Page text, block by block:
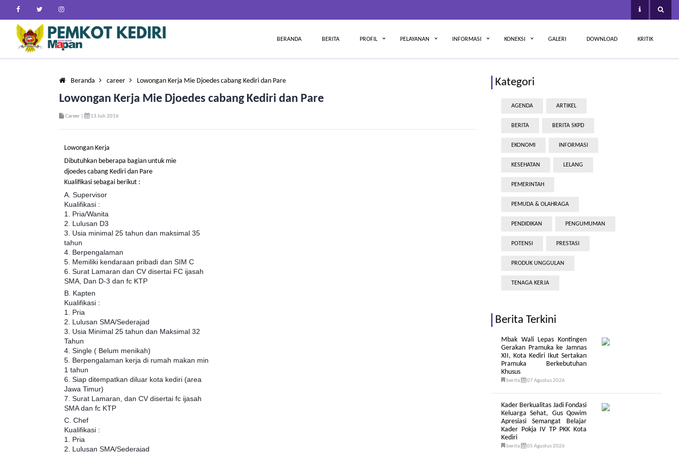
BERANDA BERITA PROFIL PELAYANAN INFORMASI KONEKSI GALERI DOWNLOAD KRITIK
Beranda career Lowongan Kerja Mie Djoedes cabang Kediri dan Pare
Lowongan Kerja Mie Djoedes cabang Kediri dan Pare
Career | 13 Juli 2016
Lowongan Kerja
Dibutuhkan beberapa bagian untuk mie
djoedes cabang Kediri dan Pare
Kualifikasi sebagai berikut :
A. Supervisor
Kualifikasi :
1. Pria/Wanita
2. Lulusan D3
3. Usia minimal 25 tahun dan maksimal 35
tahun
4. Berpengalaman
5. Memiliki kendaraan pribadi dan SIM C
6. Surat Lamaran dan CV disertai FC ijasah
SMA, Dan D-3 dan fc KTP
B. Kapten
Kualifikasi :
1. Pria
2. Lulusan SMA/Sederajad
3. Usia Minimal 25 tahun dan Maksimal 32
Tahun
4. Single ( Belum menikah)
5. Berpengalaman kerja di rumah makan min
1 tahun
6. Siap ditempatkan diluar kota kediri (area
Jawa Timur)
7. Surat Lamaran, dan CV disertai fc ijasah
SMA dan fc KTP
C. Chef
Kualifikasi :
1. Pria
2. Lulusan SMA/Sederajad
Kategori
AGENDA ARTIKEL
BERITA BERITA SKPD
EKONOMI INFORMASI
KESEHATAN LELANG
PEMERINTAH
PEMUDA & OLAHRAGA
PENDIDIKAN PENGUMUMAN
POTENSI PRESTASI
PRODUK UNGGULAN
TENAGA KERJA
Berita Terkini
Mbak Wali Lepas Kontingen
Gerakan Pramuka ke Jamnas
XII, Kota Kediri Ikut Sertakan
Pramuka Berkebutuhan
Khusus
berita 07 Agustus 2026
Kader Berkualitas Jadi Fondasi
Keluarga Sehat, Gus Qowim
Apresiasi Semangat Belajar
Kader Pokja IV TP PKK Kota
Kediri
berita 05 Agustus 2026